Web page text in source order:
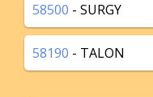
58500 - SURGY
58190 - TALON